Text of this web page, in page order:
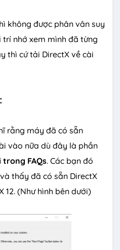
không được phân vân suy
nhớ xem mình đã từng
thì cứ tải DirectX về cài
rằng máy đã có sẵn
vào nữa dù đây là phần
trong FAQs. Các bạn đó
thấy đã có sẵn DirectX
12. (Như hình bên dưới)